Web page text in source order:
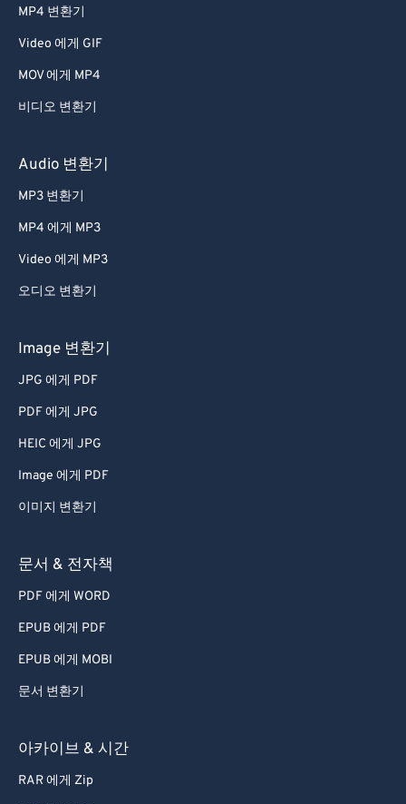
MP4 변환기
Video 에게 GIF
MOV 에게 MP4
비디오 변환기
Audio 변환기
MP3 변환기
MP4 에게 MP3
Video 에게 MP3
오디오 변환기
Image 변환기
JPG 에게 PDF
PDF 에게 JPG
HEIC 에게 JPG
Image 에게 PDF
이미지 변환기
문서 & 전자책
PDF 에게 WORD
EPUB 에게 PDF
EPUB 에게 MOBI
문서 변환기
아카이브 & 시간
RAR 에게 Zip